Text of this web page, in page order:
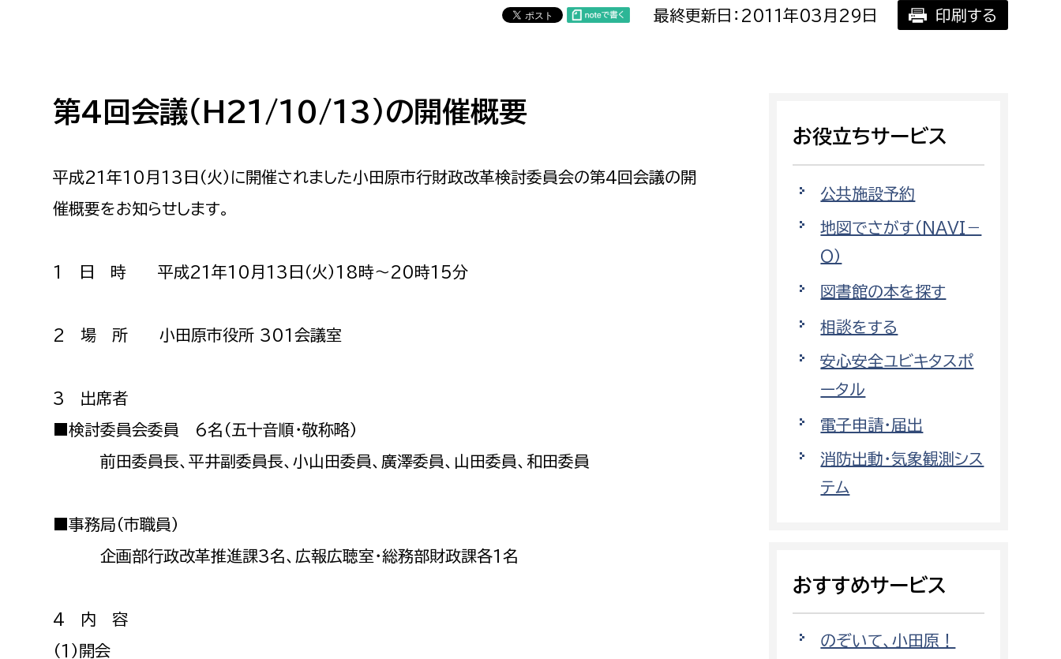
若者
妊産婦
高齢者
障がい者
労働者
福祉・健康
環境・エネルギー
都市基盤
証明書がほしい
働きたい
小田原のことを知りたい
まちづくりに関わりたい
財産管理課
市民部
地域政策課
人権・男女共同参画課
防災部 文化部 環境部
ゼロカーボン推進課
環境保護課
環境事業センター
福祉健康部
福祉政策課
生活援護課
健康づくり課
子ども政策課
子ども若者支援課
観光課
都市部
都市政策課
都市計画課
地域交通課
建設政策課
消防総務課
最終更新日：2011年03月29日 印刷する
第4回会議（H21/10/13）の開催概要
平成21年10月13日（火）に開催されました小田原市行財政改革検討委員会の第4回会議の開
催概要をお知らせします。
1 日 時 平成21年10月13日（火）18時〜20時15分
2 場 所 小田原市役所 301会議室
3 出席者
■検討委員会委員 6名（五十音順・敬称略）
前田委員長、平井副委員長、小山田委員、廣澤委員、山田委員、和田委員
■事務局（市職員）
企画部行政改革推進課3名、広報広聴室・総務部財政課各1名
4 内 容
（1）開会
お役立ちサービス
公共施設予約
地図でさがす（NAVI－
O）
図書館の本を探す
相談をする
安心安全ユビキタスポ
ータル
電子申請・届出
消防出動・気象観測シス
テム
おすすめサービス
のぞいて、小田原！